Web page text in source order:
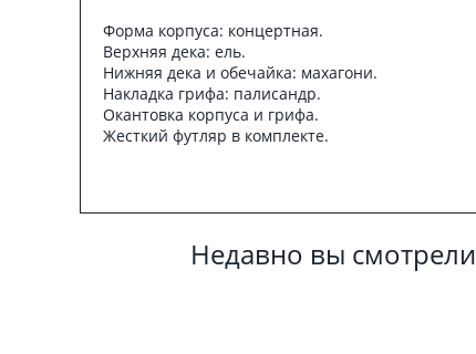
Форма корпуса: концертная.
Верхняя дека: ель.
Нижняя дека и обечайка: махагони.
Накладка грифа: палисандр.
Окантовка корпуса и грифа.
Жесткий футляр в комплекте.
Недавно вы смотрели